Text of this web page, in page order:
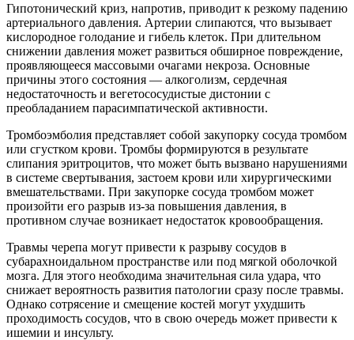
Гипотонический криз, напротив, приводит к резкому падению
артериального давления. Артерии слипаются, что вызывает
кислородное голодание и гибель клеток. При длительном
снижении давления может развиться обширное повреждение,
проявляющееся массовыми очагами некроза. Основные
причины этого состояния — алкоголизм, сердечная
недостаточность и вегетососудистые дистонии с
преобладанием парасимпатической активности.
Тромбоэмболия представляет собой закупорку сосуда тромбом
или сгустком крови. Тромбы формируются в результате
слипания эритроцитов, что может быть вызвано нарушениями
в системе свертывания, застоем крови или хирургическими
вмешательствами. При закупорке сосуда тромбом может
произойти его разрыв из-за повышения давления, в
противном случае возникает недостаток кровообращения.
Травмы черепа могут привести к разрыву сосудов в
субарахноидальном пространстве или под мягкой оболочкой
мозга. Для этого необходима значительная сила удара, что
снижает вероятность развития патологии сразу после травмы.
Однако сотрясение и смещение костей могут ухудшить
проходимость сосудов, что в свою очередь может привести к
ишемии и инсульту.